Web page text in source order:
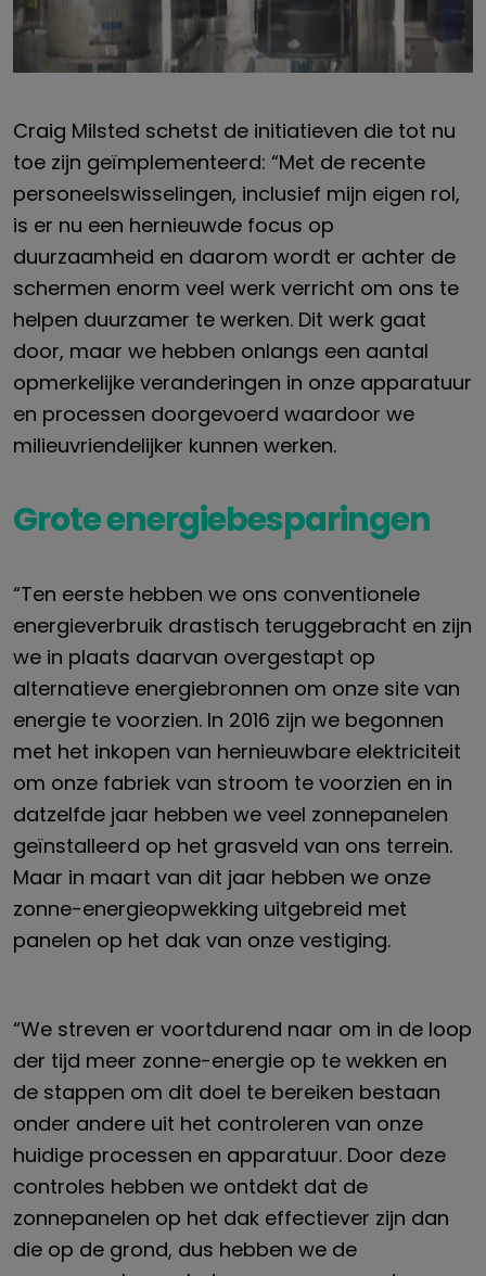
Craig Milsted schetst de initiatieven die tot nu
toe zijn geïmplementeerd: “Met de recente
personeelswisselingen, inclusief mijn eigen rol,
is er nu een hernieuwde focus op
duurzaamheid en daarom wordt er achter de
schermen enorm veel werk verricht om ons te
helpen duurzamer te werken. Dit werk gaat
door, maar we hebben onlangs een aantal
opmerkelijke veranderingen in onze apparatuur
en processen doorgevoerd waardoor we
milieuvriendelijker kunnen werken.
Grote energiebesparingen
“Ten eerste hebben we ons conventionele
energieverbruik drastisch teruggebracht en zijn
we in plaats daarvan overgestapt op
alternatieve energiebronnen om onze site van
energie te voorzien. In 2016 zijn we begonnen
met het inkopen van hernieuwbare elektriciteit
om onze fabriek van stroom te voorzien en in
datzelfde jaar hebben we veel zonnepanelen
geïnstalleerd op het grasveld van ons terrein.
Maar in maart van dit jaar hebben we onze
zonne-energieopwekking uitgebreid met
panelen op het dak van onze vestiging.
“We streven er voortdurend naar om in de loop
der tijd meer zonne-energie op te wekken en
de stappen om dit doel te bereiken bestaan
onder andere uit het controleren van onze
huidige processen en apparatuur. Door deze
controles hebben we ontdekt dat de
zonnepanelen op het dak effectiever zijn dan
die op de grond, dus hebben we de